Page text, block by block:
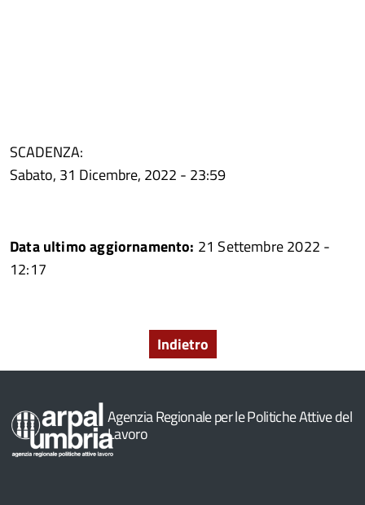
SCADENZA:
Sabato, 31 Dicembre, 2022 - 23:59
Data ultimo aggiornamento: 21 Settembre 2022 -
12:17
Indietro
Agenzia Regionale per le Politiche Attive del
Lavoro